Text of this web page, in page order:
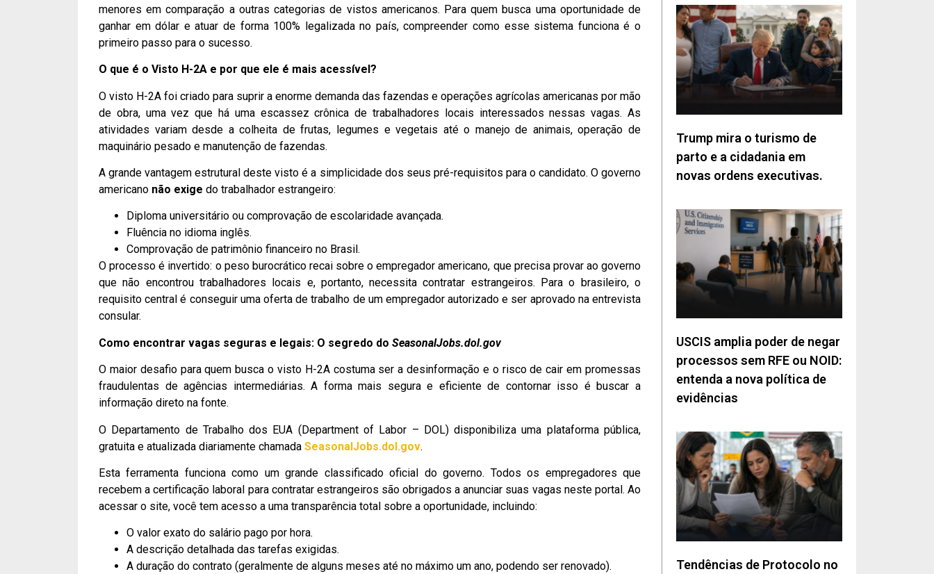
menores em comparação a outras categorias de vistos americanos. Para quem busca uma oportunidade de
ganhar em dólar e atuar de forma 100% legalizada no país, compreender como esse sistema funciona é o
primeiro passo para o sucesso.
O que é o Visto H-2A e por que ele é mais acessível?
O visto H-2A foi criado para suprir a enorme demanda das fazendas e operações agrícolas americanas por mão
de obra, uma vez que há uma escassez crônica de trabalhadores locais interessados nessas vagas. As
atividades variam desde a colheita de frutas, legumes e vegetais até o manejo de animais, operação de
maquinário pesado e manutenção de fazendas.
A grande vantagem estrutural deste visto é a simplicidade dos seus pré-requisitos para o candidato. O governo
americano não exige do trabalhador estrangeiro:
Diploma universitário ou comprovação de escolaridade avançada.
Fluência no idioma inglês.
Comprovação de patrimônio financeiro no Brasil.
O processo é invertido: o peso burocrático recai sobre o empregador americano, que precisa provar ao governo
que não encontrou trabalhadores locais e, portanto, necessita contratar estrangeiros. Para o brasileiro, o
requisito central é conseguir uma oferta de trabalho de um empregador autorizado e ser aprovado na entrevista
consular.
Como encontrar vagas seguras e legais: O segredo do SeasonalJobs.dol.gov
O maior desafio para quem busca o visto H-2A costuma ser a desinformação e o risco de cair em promessas
fraudulentas de agências intermediárias. A forma mais segura e eficiente de contornar isso é buscar a
informação direto na fonte.
O Departamento de Trabalho dos EUA (Department of Labor – DOL) disponibiliza uma plataforma pública,
gratuita e atualizada diariamente chamada SeasonalJobs.dol.gov.
Esta ferramenta funciona como um grande classificado oficial do governo. Todos os empregadores que
recebem a certificação laboral para contratar estrangeiros são obrigados a anunciar suas vagas neste portal. Ao
acessar o site, você tem acesso a uma transparência total sobre a oportunidade, incluindo:
O valor exato do salário pago por hora.
A descrição detalhada das tarefas exigidas.
A duração do contrato (geralmente de alguns meses até no máximo um ano, podendo ser renovado).
Trump mira o turismo de
parto e a cidadania em
novas ordens executivas.
USCIS amplia poder de negar
processos sem RFE ou NOID:
entenda a nova política de
evidências
Tendências de Protocolo no